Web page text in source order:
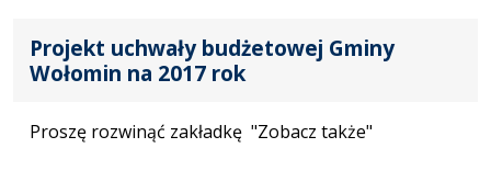
Projekt uchwały budżetowej Gminy
Wołomin na 2017 rok
Proszę rozwinąć zakładkę "Zobacz także"